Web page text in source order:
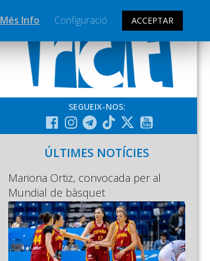
SEGUEIX-NOS:
ÚLTIMES NOTÍCIES
Mariona Ortiz, convocada per al
Mundial de bàsquet
Més Info Configuració ACCEPTAR